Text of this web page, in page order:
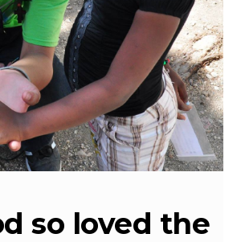
so loved the